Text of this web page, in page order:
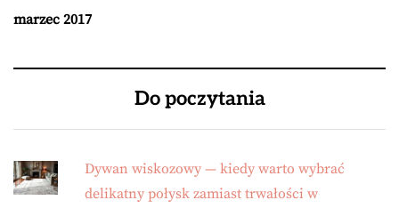
marzec 2017
Do poczytania
Dywan wiskozowy — kiedy warto wybrać
delikatny połysk zamiast trwałości w